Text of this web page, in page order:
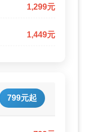
1,299元
1,449元
799元起